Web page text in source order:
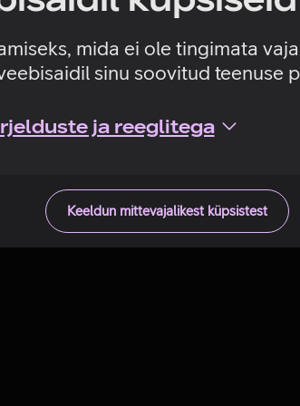
mida ei ole tingimata
sinu soovitud teenuse
ja reeglitega
Keeldun mittevajalikest küpsistest